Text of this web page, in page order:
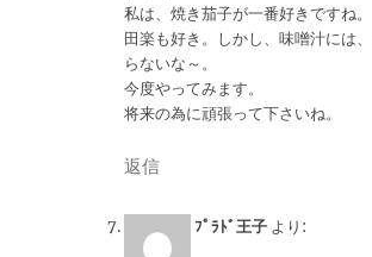
私は、焼き茄子が一番好きですね。
田楽も好き。しかし、味噌汁には
らないな～。
今度やってみます。
将来の為に頑張って下さいね。
返信
ﾌﾟﾗﾄﾞ王子 より: